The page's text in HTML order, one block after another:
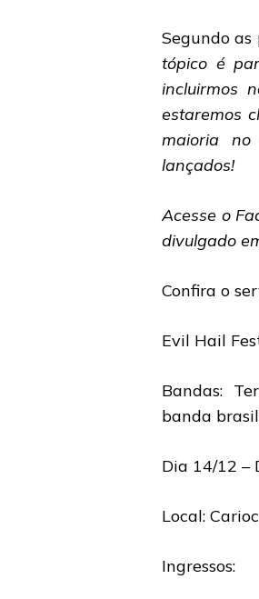
Segundo as
tópico é
incluirmos
estaremos
maioria no
lançados!
Acesse o
divulgado
Confira o
Evil Hail
Bandas:
banda
Dia 14/12 –
Local:
Ingressos: